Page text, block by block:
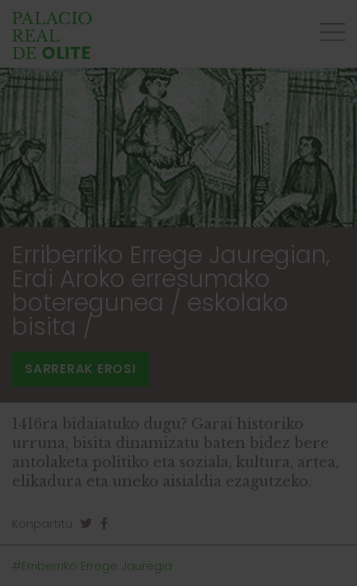
Erriberriko Errege Jauregian,
Erdi Aroko erresumako
boteregunea / eskolako
bisita /
SARRERAK EROSI
1416ra bidaiatuko dugu? Garai historiko
urruna, bisita dinamizatu baten bidez bere
antolaketa politiko eta soziala, kultura, artea,
elikadura eta uneko aisialdia ezagutzeko.
Konpartitu
#Erriberriko Errege Jauregia